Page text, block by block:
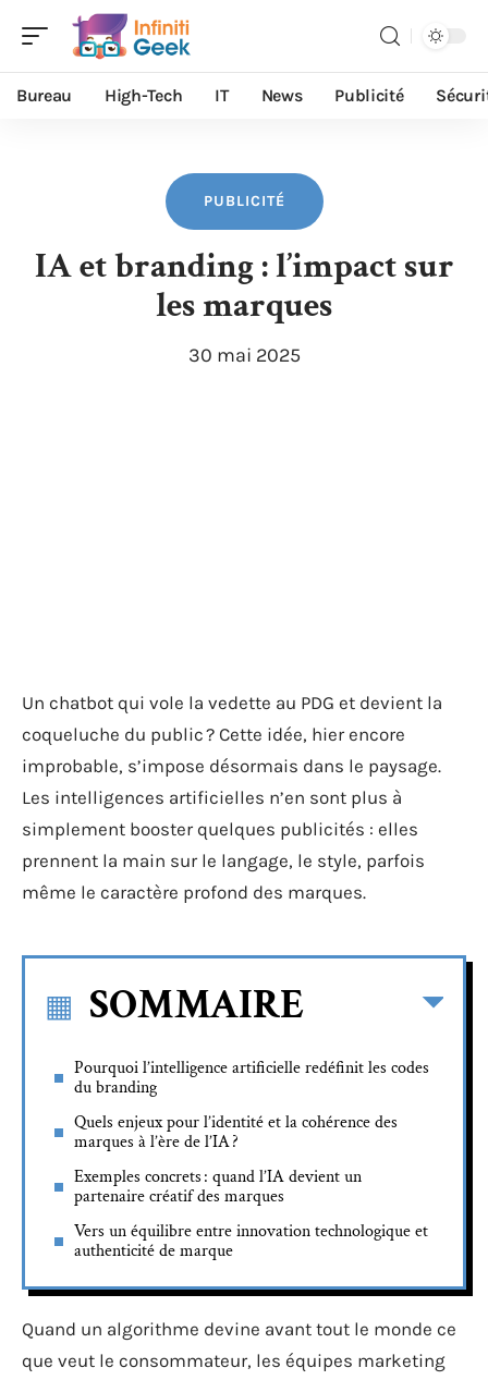
Bureau High-Tech IT News Publicité
PUBLICITÉ
IA et branding : l’impact sur
les marques
30 mai 2025
Un chatbot qui vole la vedette au PDG et devient la
coqueluche du public ? Cette idée, hier encore
improbable, s’impose désormais dans le paysage.
Les intelligences artificielles n’en sont plus à
simplement booster quelques publicités : elles
prennent la main sur le langage, le style, parfois
même le caractère profond des marques.
SOMMAIRE
Pourquoi l’intelligence artificielle redéfinit les codes
du branding
Quels enjeux pour l’identité et la cohérence des
marques à l’ère de l’IA ?
Exemples concrets : quand l’IA devient un
partenaire créatif des marques
Vers un équilibre entre innovation technologique et
authenticité de marque
Quand un algorithme devine avant tout le monde ce
que veut le consommateur, les équipes marketing